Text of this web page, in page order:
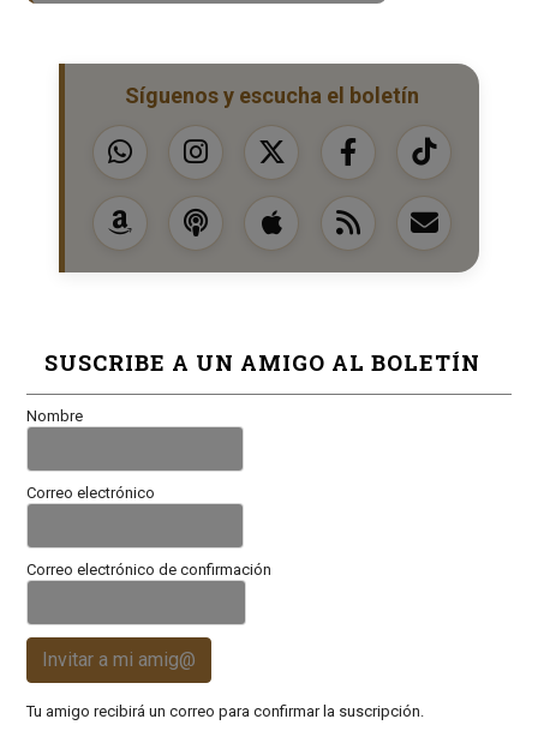
Síguenos y escucha el boletín
SUSCRIBE A UN AMIGO AL BOLETÍN
Nombre
Correo electrónico
Correo electrónico de confirmación
Invitar a mi amig@
Tu amigo recibirá un correo para confirmar la suscripción.